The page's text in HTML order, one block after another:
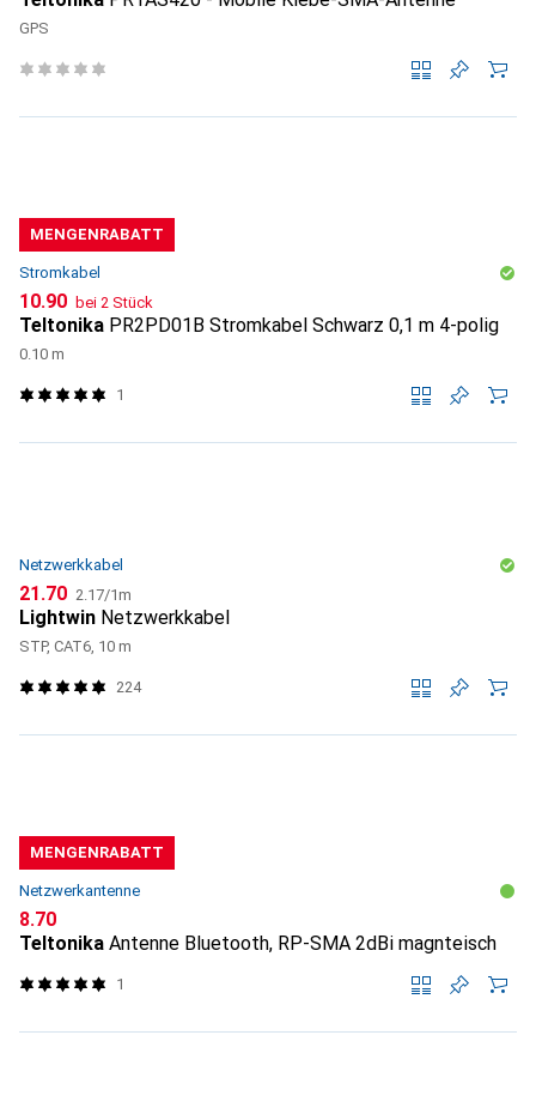
GPS
MENGENRABATT
Stromkabel
CHF
10.90 bei 2 Stück
Teltonika PR2PD01B Stromkabel Schwarz 0,1 m 4-polig
0.10 m
1
Netzwerkkabel
CHF
21.70 CHF
2.17/1m
Lightwin Netzwerkkabel
STP, CAT6, 10 m
224
MENGENRABATT
Netzwerkantenne
CHF
8.70
Teltonika Antenne Bluetooth, RP-SMA 2dBi magnteisch
1